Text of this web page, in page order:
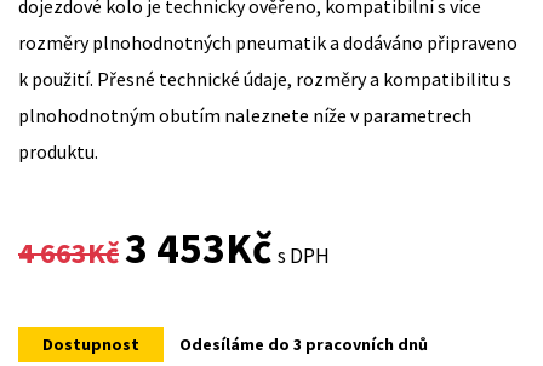
dojezdové kolo je technicky ověřeno, kompatibilní s více
rozměry plnohodnotných pneumatik a dodáváno připraveno
k použití. Přesné technické údaje, rozměry a kompatibilitu s
plnohodnotným obutím naleznete níže v parametrech
produktu.
4 663Kč
Original
was:
3 453KčCurrent
is:
s DPH
Dostupnost Odesíláme do 3 pracovních dnů